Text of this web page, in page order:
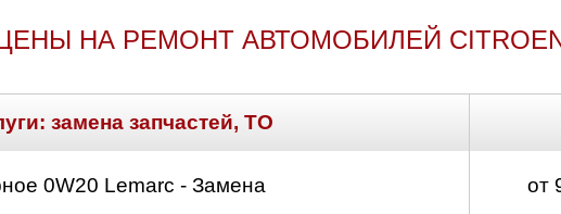
НА РЕМОНТ АВТОМОБИЛЕЙ
замена запчастей, ТО
0W20 Lemarc - Замена от